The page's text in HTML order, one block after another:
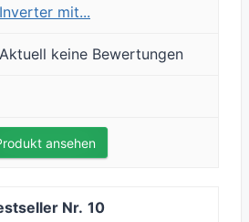
Inverter mit...
Aktuell keine Bewertungen
ansehen
10